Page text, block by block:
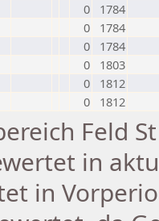
0
1784
0
1784
0
1784
0
1803
0
1812
0 1812
Feld
in
in